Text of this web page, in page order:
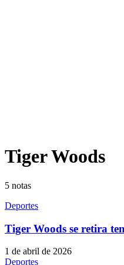
Tiger Woods
5 notas
Deportes
Tiger Woods se retira
1 de abril de 2026
Deportes